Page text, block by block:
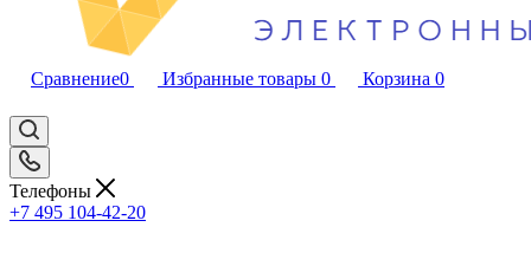
Сравнение0 Избранные товары 0 Корзина 0
Телефоны
+7 495 104-42-20